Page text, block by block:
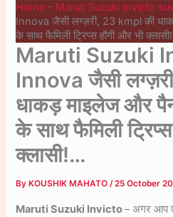
Home - Maruti Suzuki Invicto
Innova जैसी लग्ज़री, 23 kmpl की
के साथ फैमिली ट्रिप्स होंगी और भी
Maruti Suzuki
Innova जैसी
धाकड़ माइलेज और
के साथ फैमिली
क्लासी!…
By KOUSHIK MAHATO/25 October
Maruti Suzuki Invicto– अगर आप